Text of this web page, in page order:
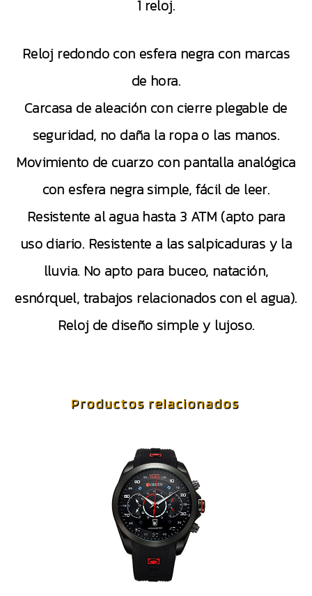
1 reloj.
Reloj redondo con esfera negra con marcas
de hora.
Carcasa de aleación con cierre plegable de
seguridad, no daña la ropa o las manos.
Movimiento de cuarzo con pantalla analógica
con esfera negra simple, fácil de leer.
Resistente al agua hasta 3 ATM (apto para
uso diario. Resistente a las salpicaduras y la
lluvia. No apto para buceo, natación,
esnórquel, trabajos relacionados con el agua).
Reloj de diseño simple y lujoso.
Productos relacionados